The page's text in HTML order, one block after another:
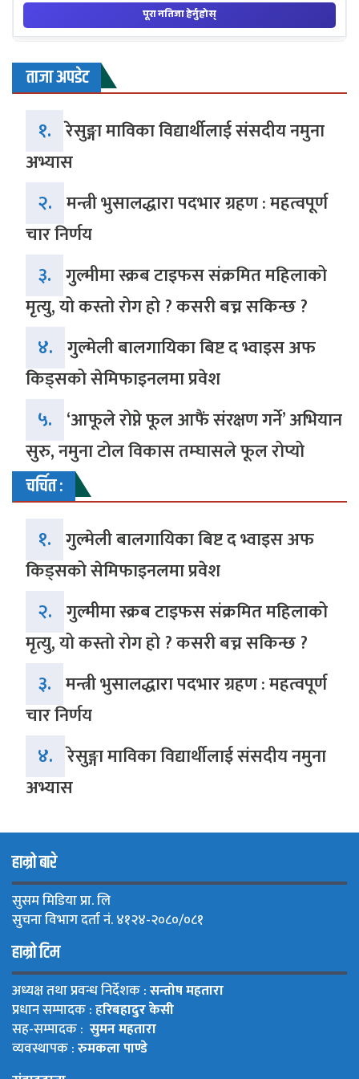
ताजा अपडेट
१. रेसुङ्गा माविका विद्यार्थीलाई संसदीय नमुना
अभ्यास
२. मन्त्री भुसालद्धारा पदभार ग्रहण : महत्वपूर्ण
चार निर्णय
३. गुल्मीमा स्क्रब टाइफस संक्रमित महिलाको
मृत्यु, यो कस्तो रोग हो ? कसरी बच्न सकिन्छ ?
४. गुल्मेली बालगायिका बिष्ट द भ्वाइस अफ
किड्सको सेमिफाइनलमा प्रवेश
५. ‘आफूले रोप्ने फूल आफैं संरक्षण गर्ने’ अभियान
सुरु, नमुना टोल विकास तम्घासले फूल रोप्यो
चर्चित :
१. गुल्मेली बालगायिका बिष्ट द भ्वाइस अफ
किड्सको सेमिफाइनलमा प्रवेश
२. गुल्मीमा स्क्रब टाइफस संक्रमित महिलाको
मृत्यु, यो कस्तो रोग हो ? कसरी बच्न सकिन्छ ?
३. मन्त्री भुसालद्धारा पदभार ग्रहण : महत्वपूर्ण
चार निर्णय
४. रेसुङ्गा माविका विद्यार्थीलाई संसदीय नमुना
अभ्यास
हाम्रो बारे
सुसम मिडिया प्रा. लि
सुचना विभाग दर्ता नं. ४१२४-२०८०/०८१
हाम्रो टिम
अध्यक्ष तथा प्रवन्ध निर्देशक :सन्तोष महतारा
प्रधान सम्पादक : हरिबहादुर केसी
सह-सम्पादक : सुमन महतारा
व्यवस्थापक :रुमकला पाण्डे